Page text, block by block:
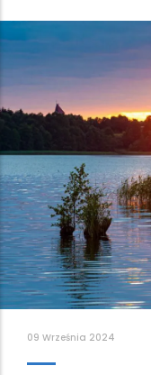
09 Września 2024